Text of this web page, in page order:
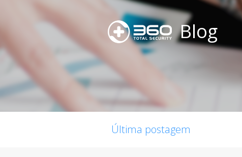
Blog
Última postagem